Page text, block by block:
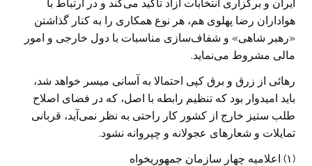
ایران و برگزاری انتخابات آزاد تاکید می‌کند و در ارتباط با
هواداران رضا پهلوی هم، هر نوع همکاری را به کنار گذاشتن
«رهبر شاهی» و شفاف‌سازی مناسبات با دول خارجی و امور
مالی مشروط می‌نماید.
رهائی از زرق و برق کپی احتمالا به آسانی میسر خواهد شد،
باید امیدوار بود که تنظیم رابطه با اصل، که در فضای اصلاح
طلب ستیز خارج از کشور کار راحتی به نظر نمی‌آید، قربانی
تمایلات و شعار‌های عجولانه و چپروانه نشود.
(۱) اعلامیه چهار سازمان جمهوریخواه